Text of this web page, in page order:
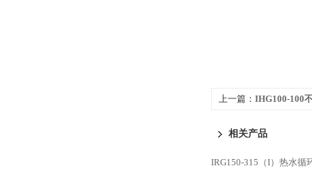
上一篇： IHG100-100
相关产品
IRG150-315（I）热水循